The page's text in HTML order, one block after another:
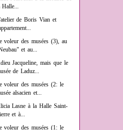
Halle...
de Boris Vian et
voleur des musées (3), au
et au...
Jacqueline, mais que le
de Laduz...
voleur des musées (2: le
alsacien et...
Lasne à la Halle Saint-
et à...
voleur des musées (1: le